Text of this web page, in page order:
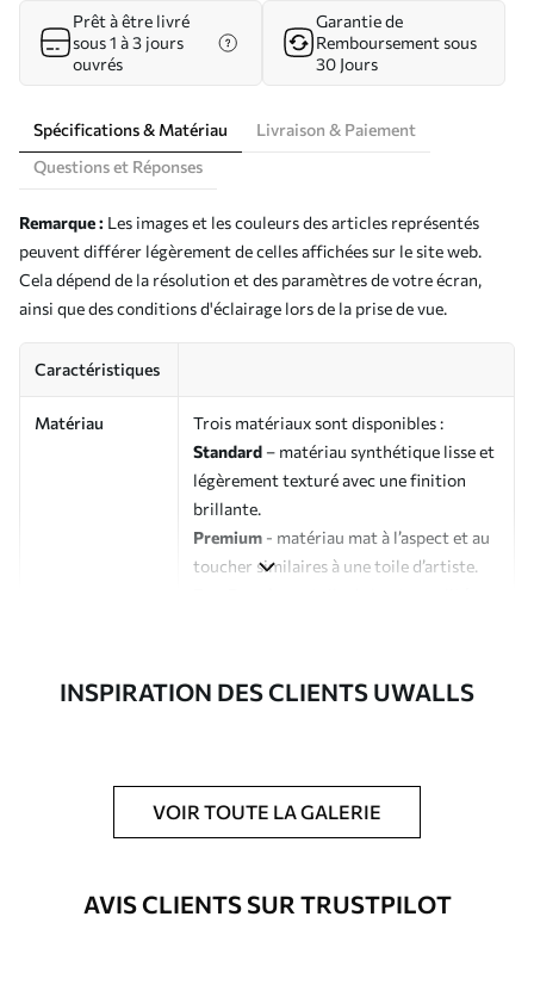
Prêt à être livré
sous 1 à 3 jours
ouvrés
Garantie de
Remboursement sous
30 Jours
Spécifications & Matériau
Livraison & Paiement
Questions et Réponses
Remarque : Les images et les couleurs des articles représentés
peuvent différer légèrement de celles affichées sur le site web.
Cela dépend de la résolution et des paramètres de votre écran,
ainsi que des conditions d'éclairage lors de la prise de vue.
Caractéristiques
Matériau
Trois matériaux sont disponibles :
Standard – matériau synthétique lisse et
légèrement texturé avec une finition
brillante.
Premium - matériau mat à l’aspect et au
toucher similaires à une toile d’artiste.
Possibilité d'ajouter un vernis
protecteur pour renforcer la durabilité
du tableau.
Matériaux disponibles
INSPIRATION DES CLIENTS UWALLS
VOIR TOUTE LA GALERIE
AVIS CLIENTS SUR TRUSTPILOT